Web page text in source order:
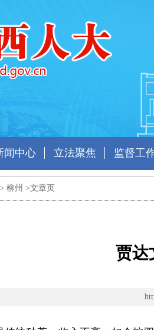
闻中心 立法聚焦 监督工
> 柳州 >文章页
贾达